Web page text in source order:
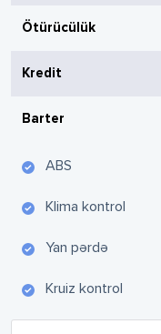
Ötürücülük
Kredit
Barter
ABS
Klima kontrol
Yan pərdə
Kruiz kontrol